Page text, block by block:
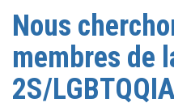
Nous
membres de
2S/